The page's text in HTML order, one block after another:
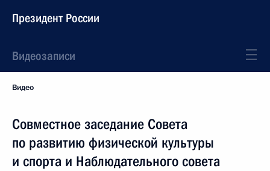
Президент России
Видеозаписи
Видео
Совместное заседание Совета
по развитию физической культуры
и спорта и Наблюдательного совета